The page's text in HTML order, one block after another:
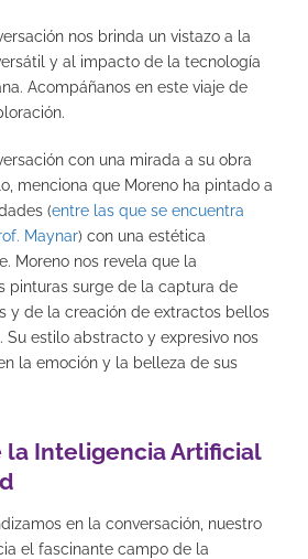
nos brinda un vistazo a la
y al impacto de la tecnología
Acompáñanos en este viaje de
con una mirada a su obra
menciona que Moreno ha pintado a
(entre las que se encuentra
Maynar) con una estética
Moreno nos revela que la
pinturas surge de la captura de
y de la creación de extractos bellos
Su estilo abstracto y expresivo nos
la emoción y la belleza de sus
la Inteligencia Artificial
en la conversación, nuestro
el fascinante campo de la